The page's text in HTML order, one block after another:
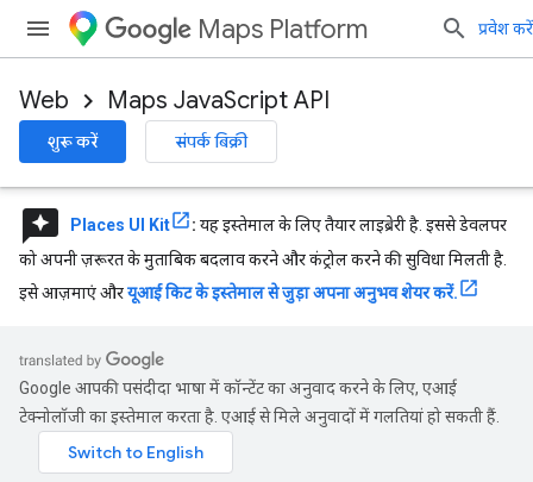
Maps Platform प्रवेश करें
Web Maps JavaScript API
शुरू करें संपर्क बिक्री
reviews Places UI Kit : यह इस्तेमाल के लिए तैयार लाइब्रेरी है. इससे डेवलपर
को अपनी ज़रूरत के मुताबिक बदलाव करने और कंट्रोल करने की सुविधा मिलती है.
इसे आज़माएं औरयूआई किट के इस्तेमाल से जुड़ा अपना अनुभव शेयर करें.
Google आपकी पसंदीदा भाषा में कॉन्टेंट का अनुवाद करने के लिए, एआई
टेक्नोलॉजी का इस्तेमाल करता है. एआई से मिले अनुवादों में गलतियां हो सकती हैं.